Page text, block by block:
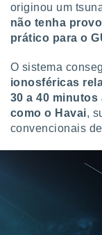
nós e
únicos
para
como a
originou um
não tenha
prático para o
O sistema
ionosféricas
30 a 40
como o Havai,
convencionais